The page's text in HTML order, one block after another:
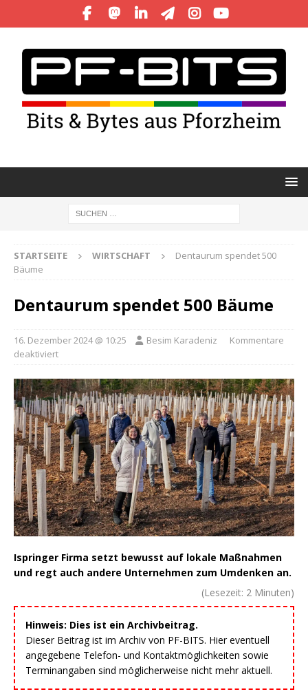
STARTSEITE WIRTSCHAFT
Dentaurum spendet 500
Bäume
Dentaurum spendet 500 Bäume
16. Dezember 2024 @ 10:25 Besim Karadeniz
Kommentare
deaktiviert
Ispringer Firma setzt bewusst auf lokale Maßnahmen
und regt auch andere Unternehmen zum Umdenken an.
(Lesezeit: 2 Minuten)
Hinweis: Dies ist ein Archivbeitrag.
Dieser Beitrag ist im Archiv von PF-BITS. Hier eventuell
angegebene Telefon- und Kontaktmöglichkeiten sowie
Terminangaben sind möglicherweise nicht mehr aktuell.